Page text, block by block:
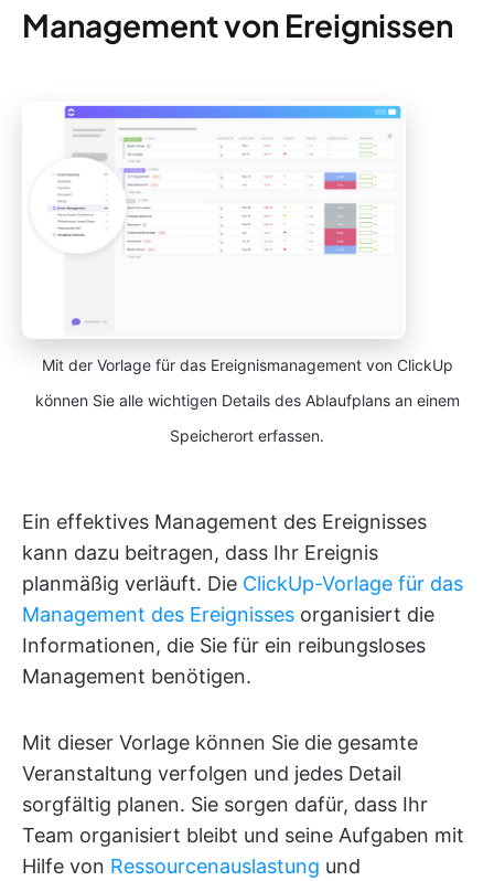
Management von Ereignissen
Mit der Vorlage für das Ereignismanagement von ClickUp
können Sie alle wichtigen Details des Ablaufplans an einem
Speicherort erfassen.
Ein effektives Management des Ereignisses
kann dazu beitragen, dass Ihr Ereignis
planmäßig verläuft. Die ClickUp-Vorlage für das
Management des Ereignisses organisiert die
Informationen, die Sie für ein reibungsloses
Management benötigen.
Mit dieser Vorlage können Sie die gesamte
Veranstaltung verfolgen und jedes Detail
sorgfältig planen. Sie sorgen dafür, dass Ihr
Team organisiert bleibt und seine Aufgaben mit
Hilfe von Ressourcenauslastung und